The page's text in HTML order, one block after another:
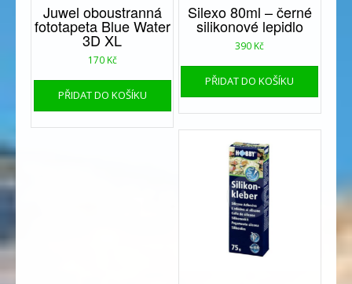
Juwel oboustranná
fototapeta Blue Water
3D XL
170 Kč
PŘIDAT DO KOŠÍKU
Silexo 80ml – černé
silikonové lepidlo
390 Kč
PŘIDAT DO KOŠÍKU